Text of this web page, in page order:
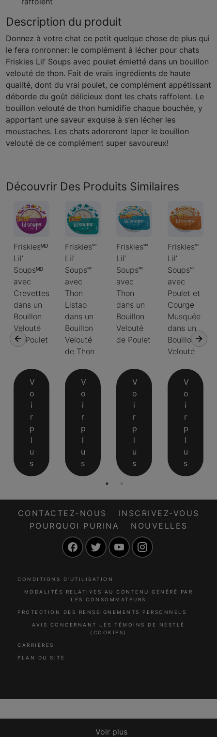
Voir plus
Description du produit
Donnez à votre chat ce petit quelque chose de plus qui
le fera ronronner: le complément à lécher pour chats
Friskies Lil’ Soups avec poulet émietté dans un bouillon
velouté de thon. Fait de vrais ingrédients de haute
qualité, dont du vrai poulet, ce complément appétissant
déborde du goût délicieux dont les chats raffolent. Le
bouillon velouté de thon humidifie chaque bouchée, y
apportant une saveur exquise à s’en lécher les
moustaches. Les chats adoreront laper le bouillon
velouté de ce complément super savoureux!
Découvrir Des Produits Similaires
Friskiesᴹᴰ
Lil’
Soupsᴹᴰ
avec
Crevettes
dans un
Bouillon
Velouté
de Poulet
V
o
i
r
p
l
u
s
Friskies🅫
Lil’
Soups🅪
avec
Thon
Listao
dans un
Bouillon
Velouté
de Thon
V
o
i
r
p
l
u
s
Friskies🅫
Lil’
Soups🅪
avec
Thon
dans un
Bouillon
Velouté
de Poulet
V
o
i
r
p
l
u
s
Friskies🅫
Lil’
Soups🅪
avec
Poulet et
Courge
Musquée
dans un
Bouillon
Velouté
V
o
i
r
p
l
u
s
CONTACTEZ-NOUS
INSCRIVEZ-VOUS
POURQUOI PURINA
NOUVELLES
FacebookTwitter YouTube
CONDITIONS D’UTILISATION
MODALITÉS RELATIVES AU CONTENU GÉNÉRÉ PAR
LES CONSOMMATEURS
PROTECTION DES RENSEIGNEMENTS PERSONNELS
AVIS CONCERNANT LES TÉMOINS DE NESTLÉ
(COOKIES)
CARRIÈRES
PLAN DU SITE